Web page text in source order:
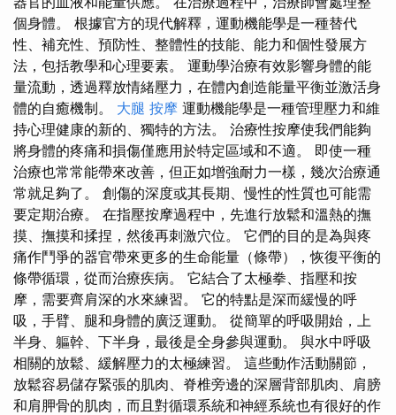
個身體。 根據官方的現代解釋，運動機能學是一種替代
性、補充性、預防性、整體性的技能、能力和個性發展方
法，包括教學和心理要素。 運動學治療有效影響身體的能
量流動，透過釋放情緒壓力，在體內創造能量平衡並激活身
體的自癒機制。 大腿 按摩 運動機能學是一種管理壓力和維
持心理健康的新的、獨特的方法。 治療性按摩使我們能夠
將身體的疼痛和損傷僅應用於特定區域和不適。 即使一種
治療也常常能帶來改善，但正如增強耐力一樣，幾次治療通
常就足夠了。 創傷的深度或其長期、慢性的性質也可能需
要定期治療。 在指壓按摩過程中，先進行放鬆和溫熱的撫
摸、撫摸和揉捏，然後再刺激穴位。 它們的目的是為與疼
痛作鬥爭的器官帶來更多的生命能量（條帶），恢復平衡的
條帶循環，從而治療疾病。 它結合了太極拳、指壓和按
摩，需要齊肩深的水來練習。 它的特點是深而緩慢的呼
吸，手臂、腿和身體的廣泛運動。 從簡單的呼吸開始，上
半身、軀幹、下半身，最後是全身參與運動。 與水中呼吸
相關的放鬆、緩解壓力的太極練習。 這些動作活動關節，
放鬆容易儲存緊張的肌肉、脊椎旁邊的深層背部肌肉、肩膀
和肩胛骨的肌肉，而且對循環系統和神經系統也有很好的作